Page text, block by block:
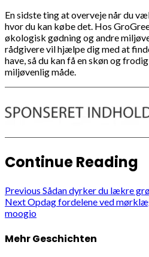
En sidste ting at overveje når du
hvor du kan købe det. Hos
økologisk gødning og andre
rådgivere vil hjælpe dig med at
have, så du kan få en skøn og
miljøvenlig måde.
Continue Reading
Previous Sådan dyrker du lækre
NextOpdag fordelene ved
moogio
Mehr Geschichten